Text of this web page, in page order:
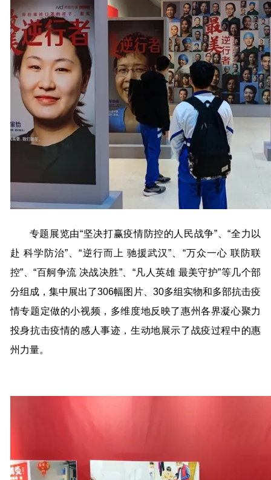
专题展览由“坚决打赢疫情防控的人民战争”、“全力以
赴 科学防治”、“逆行而上 驰援武汉”、“万众一心 联防联
控”、“百舸争流 决战决胜”、“凡人英雄 最美守护”等几个部
分组成，集中展出了306幅图片、30多组实物和多部抗击疫
情专题定做的小视频，多维度地反映了惠州各界凝心聚力
投身抗击疫情的感人事迹，生动地展示了战疫过程中的惠
州力量。